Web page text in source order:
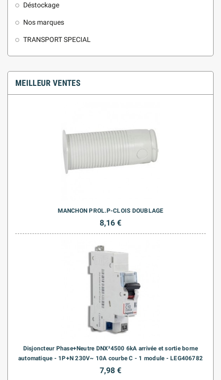
Déstockage
Nos marques
TRANSPORT SPECIAL
MEILLEUR VENTES
MANCHON PROL.P-CLOIS DOUBLAGE
8,16 €
Disjoncteur Phase+Neutre DNX³4500 6kA arrivée et sortie borne
automatique - 1P+N 230V~ 10A courbe C - 1 module - LEG406782
7,98 €